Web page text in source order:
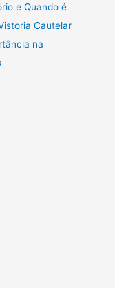
e Quando é
Cautelar
na